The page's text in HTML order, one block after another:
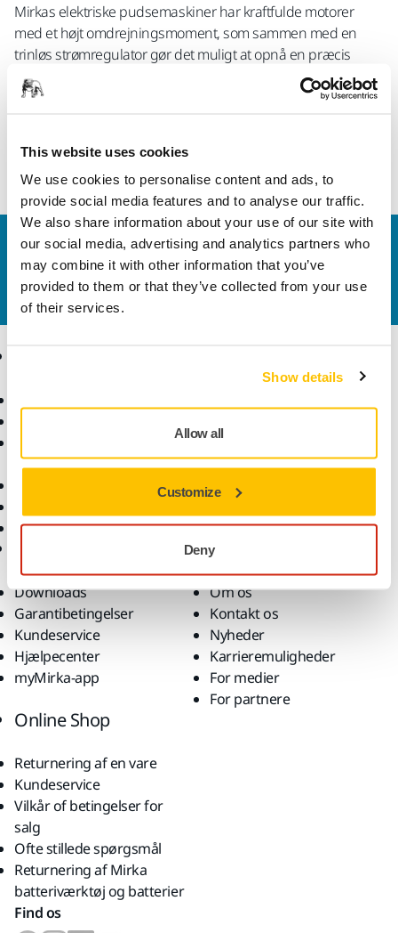
This website uses cookies
We use cookies to personalise content and ads, to
provide social media features and to analyse our traffic.
We also share information about your use of our site with
our social media, advertising and analytics partners who
may combine it with other information that you’ve
provided to them or that they’ve collected from your use
of their services.
Show details
Allow all
Customize
Deny
Mirkas elektriske pudsemaskiner har kraftfulde motorer
med et højt omdrejningsmoment, som sammen med en
trinløs strømregulator gør det muligt at opnå en præcis
pudsehastighed. Til maskinerne leveres et bøjlegreb og et
sidegreb. Desuden er maskinerne forsynet med spindellås
underlagsskiver, lammeuldspuder og pudseskiver.
Kontakt os
Vil du gerne vide mere?Kontakt os,så vil vores
ekspertsupportteam besvare dine spørgsmål.
polermidler
Tilbehør og forbrugsvarer
Profilerede brands
Løsninger
Downloads
Garantibetingelser
Kundeservice
Hjælpecenter
myMirka-app
Virksomhed
Om os
Kontakt os
Nyheder
Karrieremuligheder
For medier
For partnere
Online Shop
Returnering af en vare
Kundeservice
Vilkår of betingelser for
salg
Ofte stillede spørgsmål
Returnering af Mirka
batteriværktøj og batterier
Find os